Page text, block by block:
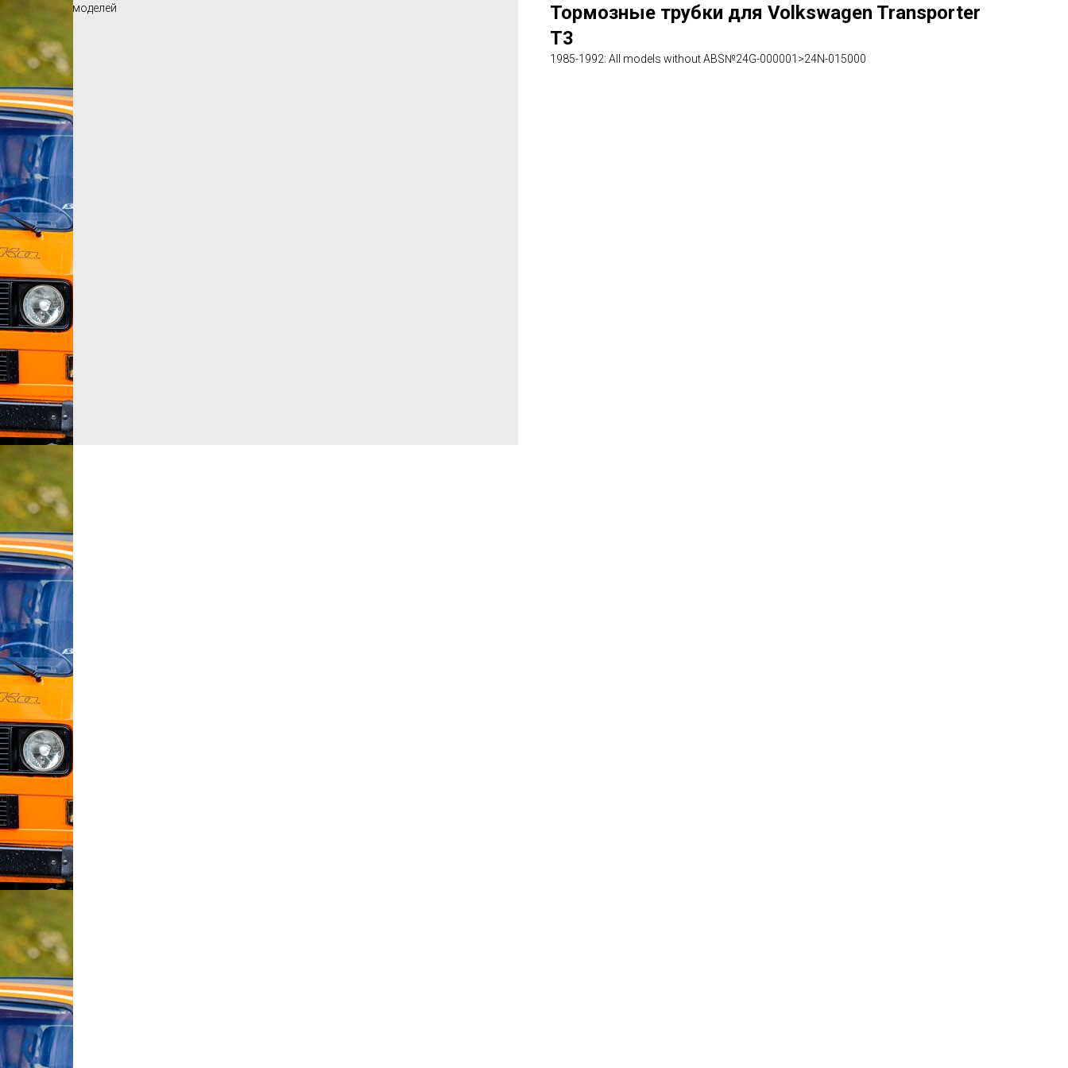
Обзор других моделей
Тормозные трубки для Volkswagen Transporter
T3
1985-1992: All models without ABS№24G-000001>24N-015000